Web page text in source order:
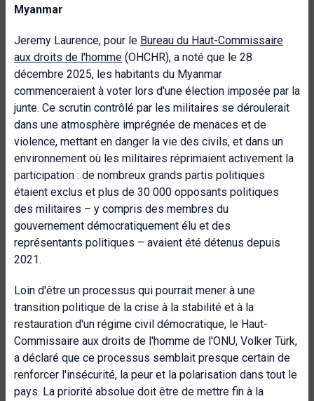
Myanmar
Jeremy Laurence, pour le Bureau du Haut-Commissaire
aux droits de l'homme (OHCHR), a noté que le 28
décembre 2025, les habitants du Myanmar
commenceraient à voter lors d'une élection imposée par la
junte. Ce scrutin contrôlé par les militaires se déroulerait
dans une atmosphère imprégnée de menaces et de
violence, mettant en danger la vie des civils, et dans un
environnement où les militaires réprimaient activement la
participation : de nombreux grands partis politiques
étaient exclus et plus de 30 000 opposants politiques
des militaires – y compris des membres du
gouvernement démocratiquement élu et des
représentants politiques – avaient été détenus depuis
2021.
Loin d'être un processus qui pourrait mener à une
transition politique de la crise à la stabilité et à la
restauration d'un régime civil démocratique, le Haut-
Commissaire aux droits de l'homme de l'ONU, Volker Türk,
a déclaré que ce processus semblait presque certain de
renforcer l'insécurité, la peur et la polarisation dans tout le
pays. La priorité absolue doit être de mettre fin à la